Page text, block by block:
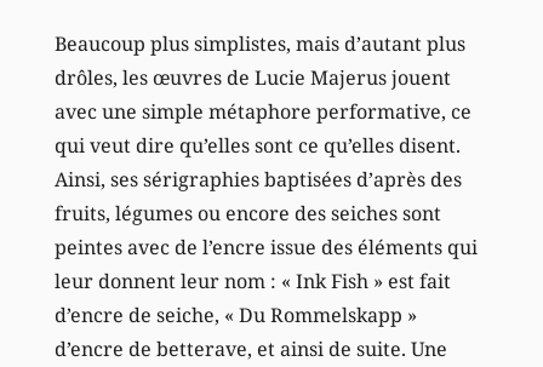
Beaucoup plus simplistes, mais d’autant plus
drôles, les œuvres de Lucie Majerus jouent
avec une simple métaphore performative, ce
qui veut dire qu’elles sont ce qu’elles disent.
Ainsi, ses sérigraphies baptisées d’après des
fruits, légumes ou encore des seiches sont
peintes avec de l’encre issue des éléments qui
leur donnent leur nom : « Ink Fish » est fait
d’encre de seiche, « Du Rommelskapp »
d’encre de betterave, et ainsi de suite. Une